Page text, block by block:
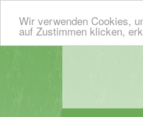
Wir verwenden Cookies,
auf Zustimmen klicken,